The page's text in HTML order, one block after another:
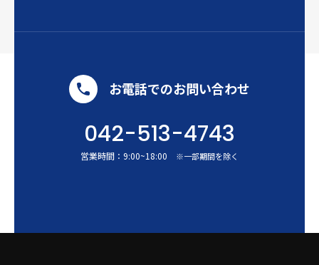
お電話でのお問い合わせ
042-513-4743
営業時間： 9:00~18:00 ※一部期間を除く